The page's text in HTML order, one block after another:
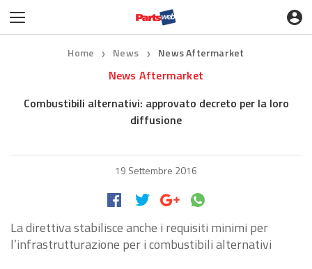
Home ❯ News ❯ News Aftermarket
News Aftermarket
Combustibili alternativi: approvato decreto per la loro
diffusione
19 Settembre 2016
La direttiva stabilisce anche i requisiti minimi per
l’infrastrutturazione per i combustibili alternativi